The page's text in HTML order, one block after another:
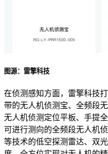
图源：雷擎科技
在侦测感知方面，雷擎科技
带的无人机侦测宝、全频段
无人机侦测定位平板、手提
可进行测向的全频段无人机
等技术的低空探测雷达、双